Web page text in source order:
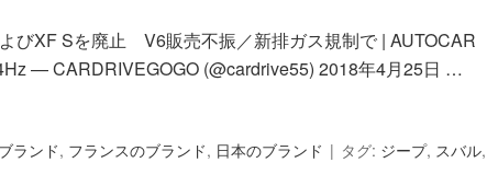
びXF Sを廃止 V6販売不振／新排ガス規制で | AUTOCAR
— CARDRIVEGOGO (@cardrive55) 2018年4月25日 …
ランド, フランスのブランド, 日本のブランド タグ: ジープ, スバル,